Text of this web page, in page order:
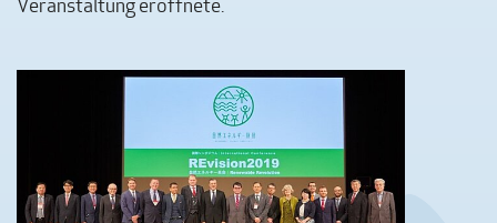
Veranstaltung eröffnete.